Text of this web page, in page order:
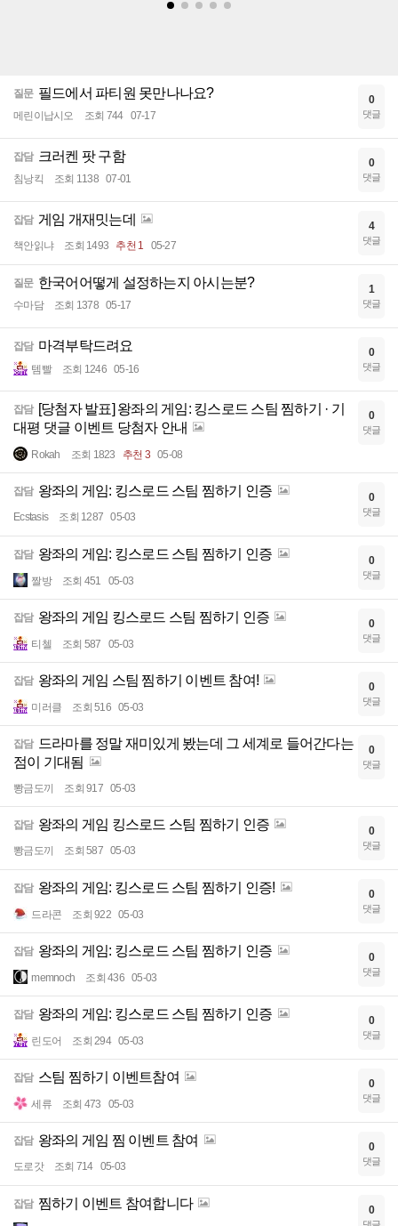
질문 필드에서 파티원 못만나나요?
메린이납시오 조회 744 07-17
0
댓글
잡담 크러켄 팟 구함
침낭킥 조회 1138 07-01
0
댓글
잡담 게임 개재밋는데
책안읽냐 조회 1493 추천 1 05-27
4
댓글
질문 한국어어떻게 설정하는지 아시는분?
수마담 조회 1378 05-17
1
댓글
잡담 마격부탁드려요
템빨 조회 1246 05-16
0
댓글
잡담 [당첨자 발표] 왕좌의 게임: 킹스로드 스팀 찜하기 · 기
대평 댓글 이벤트 당첨자 안내
Rokah 조회 1823 추천 3 05-08
0
댓글
잡담 왕좌의 게임: 킹스로드 스팀 찜하기 인증
Ecstasis 조회 1287 05-03
0
댓글
잡담 왕좌의 게임: 킹스로드 스팀 찜하기 인증
짤방 조회 451 05-03
0
댓글
잡담 왕좌의 게임 킹스로드 스팀 찜하기 인증
티첼 조회 587 05-03
0
댓글
잡담 왕좌의 게임 스팀 찜하기 이벤트 참여!
미러클 조회 516 05-03
0
댓글
잡담 드라마를 정말 재미있게 봤는데 그 세계로 들어간다는
점이 기대됨
뽱금도끼 조회 917 05-03
0
댓글
잡담 왕좌의 게임 킹스로드 스팀 찜하기 인증
뽱금도끼 조회 587 05-03
0
댓글
잡담 왕좌의 게임: 킹스로드 스팀 찜하기 인증!
드라콘 조회 922 05-03
0
댓글
잡담 왕좌의 게임: 킹스로드 스팀 찜하기 인증
memnoch 조회 436 05-03
0
댓글
잡담 왕좌의 게임: 킹스로드 스팀 찜하기 인증
린도어 조회 294 05-03
0
댓글
잡담 스팀 찜하기 이벤트참여
세류 조회 473 05-03
0
댓글
잡담 왕좌의 게임 찜 이벤트 참여
도로갓 조회 714 05-03
0
댓글
잡담 찜하기 이벤트 참여합니다 0
댓글